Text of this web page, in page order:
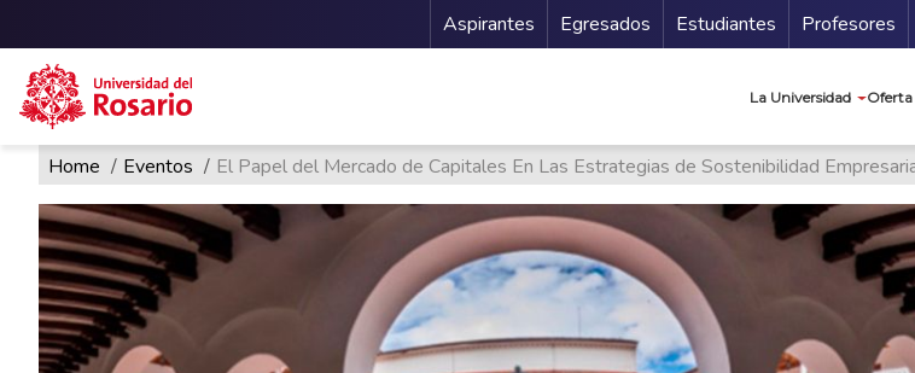
Pasar al contenido principal
Menu Secundario
Aspirantes Egresados Estudiantes Profesores
La Universidad Oferta
Ruta de navegación
Home Eventos El Papel del Mercado de Capitales En Las Estrategias de Sostenibilidad